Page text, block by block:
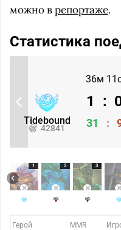
можно врепортаже.
Статистика
36м
Tidebound
42841
1 :
31 :
1 2 3
Герой MMR